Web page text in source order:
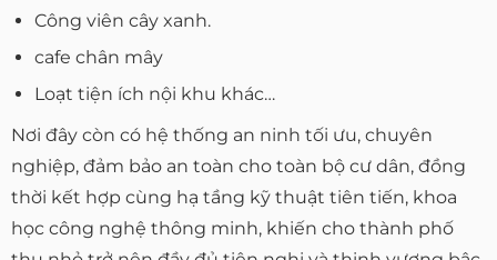
Công viên cây xanh.
cafe chân mây
Loạt tiện ích nội khu khác…
Nơi đây còn có hệ thống an ninh tối ưu, chuyên
nghiệp, đảm bảo an toàn cho toàn bộ cư dân, đồng
thời kết hợp cùng hạ tầng kỹ thuật tiên tiến, khoa
học công nghệ thông minh, khiến cho thành phố